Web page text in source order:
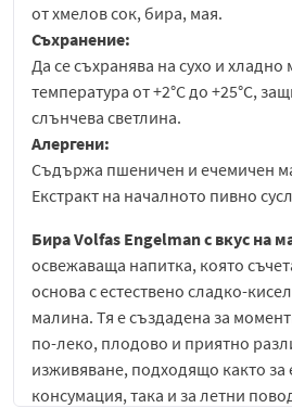
от хмелов сок, бира, мая.
Съхранение:
Да се съхранява на сухо и хладно
температура от +2°C до +25°C,
слънчева светлина.
Алергени:
Съдържа пшеничен и ечемичен
Екстракт на началното пивно
Бира Volfas Engelman с вкус на
освежаваща напитка, която
основа с естествено сладко-
малина. Тя е създадена за
по-леко, плодово и приятно
изживяване, подходящо както за
консумация, така и за летни